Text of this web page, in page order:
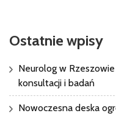
Ostatnie wpisy
Neurolog w
konsultacji i badań
Nowoczesna deska